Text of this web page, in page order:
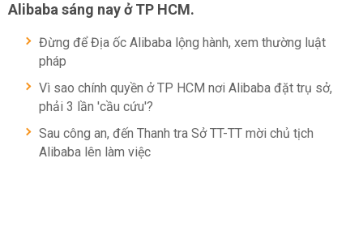
Alibaba sáng nay ở TP HCM.
Đừng để Địa ốc Alibaba lộng hành, xem thường luật
pháp
Vì sao chính quyền ở TP HCM nơi Alibaba đặt trụ sở,
phải 3 lần 'cầu cứu'?
Sau công an, đến Thanh tra Sở TT-TT mời chủ tịch
Alibaba lên làm việc